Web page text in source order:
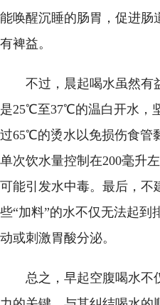
能唤醒沉睡的肠胃，促进肠
有裨益。
不过，晨起喝水虽然有
是25℃至37℃的温白开水，
过65℃的烫水以免损伤食管
单次饮水量控制在200毫升
可能引发水中毒。最后，不
些“加料”的水不仅无法起到
动或刺激胃酸分泌。
总之，早起空腹喝水不